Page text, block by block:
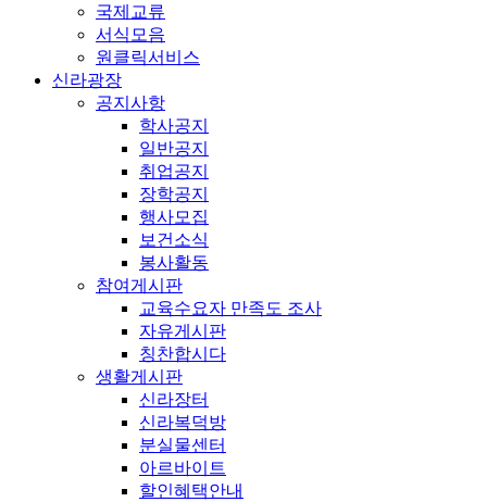
국제교류
서식모음
원클릭서비스
신라광장
공지사항
학사공지
일반공지
취업공지
장학공지
행사모집
보건소식
봉사활동
참여게시판
교육수요자 만족도 조사
자유게시판
칭찬합시다
생활게시판
신라장터
신라복덕방
분실물센터
아르바이트
할인혜택안내